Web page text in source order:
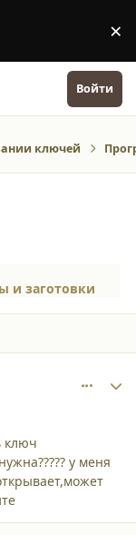
×
Войти
ключей
и заготовки
ключ
у меня